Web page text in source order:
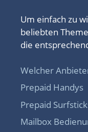
Um einfach zu
beliebten
die
Welcher
Prepaid Handys
Prepaid
Mailbox